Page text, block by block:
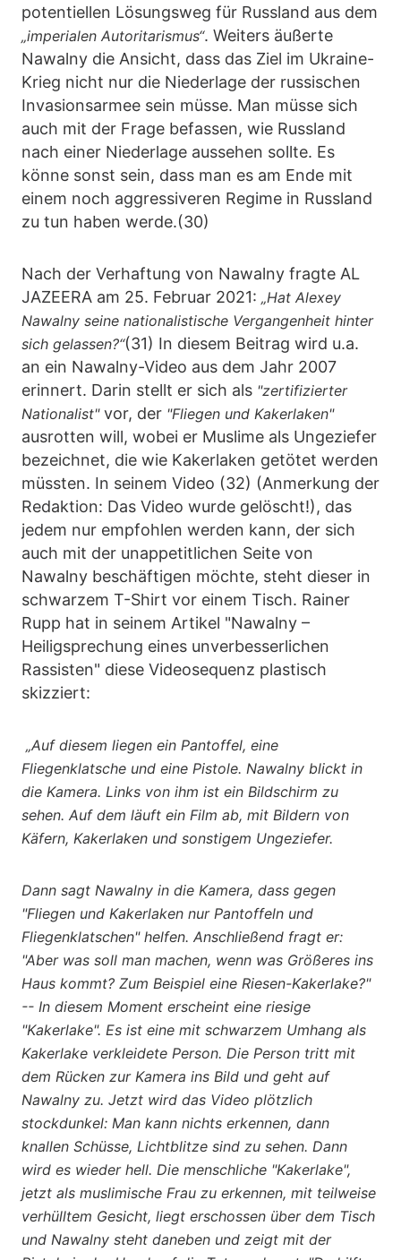
potentiellen Lösungsweg für Russland aus dem
„imperialen Autoritarismus“. Weiters äußerte
Nawalny die Ansicht, dass das Ziel im Ukraine-
Krieg nicht nur die Niederlage der russischen
Invasionsarmee sein müsse. Man müsse sich
auch mit der Frage befassen, wie Russland
nach einer Niederlage aussehen sollte. Es
könne sonst sein, dass man es am Ende mit
einem noch aggressiveren Regime in Russland
zu tun haben werde.(30)
Nach der Verhaftung von Nawalny fragte AL
JAZEERA am 25. Februar 2021: „Hat Alexey
Nawalny seine nationalistische Vergangenheit hinter
sich gelassen?“(31) In diesem Beitrag wird u.a.
an ein Nawalny-Video aus dem Jahr 2007
erinnert. Darin stellt er sich als "zertifizierter
Nationalist"vor, der "Fliegen und Kakerlaken"
ausrotten will, wobei er Muslime als Ungeziefer
bezeichnet, die wie Kakerlaken getötet werden
müssten. In seinem Video (32) (Anmerkung der
Redaktion: Das Video wurde gelöscht!), das
jedem nur empfohlen werden kann, der sich
auch mit der unappetitlichen Seite von
Nawalny beschäftigen möchte, steht dieser in
schwarzem T-Shirt vor einem Tisch. Rainer
Rupp hat in seinem Artikel "Nawalny –
Heiligsprechung eines unverbesserlichen
Rassisten" diese Videosequenz plastisch
skizziert:
„Auf diesem liegen ein Pantoffel, eine
Fliegenklatsche und eine Pistole. Nawalny blickt in
die Kamera. Links von ihm ist ein Bildschirm zu
sehen. Auf dem läuft ein Film ab, mit Bildern von
Käfern, Kakerlaken und sonstigem Ungeziefer.
Dann sagt Nawalny in die Kamera, dass gegen
"Fliegen und Kakerlaken nur Pantoffeln und
Fliegenklatschen" helfen. Anschließend fragt er:
"Aber was soll man machen, wenn was Größeres ins
Haus kommt? Zum Beispiel eine Riesen-Kakerlake?"
-- In diesem Moment erscheint eine riesige
"Kakerlake". Es ist eine mit schwarzem Umhang als
Kakerlake verkleidete Person. Die Person tritt mit
dem Rücken zur Kamera ins Bild und geht auf
Nawalny zu. Jetzt wird das Video plötzlich
stockdunkel: Man kann nichts erkennen, dann
knallen Schüsse, Lichtblitze sind zu sehen. Dann
wird es wieder hell. Die menschliche "Kakerlake",
jetzt als muslimische Frau zu erkennen, mit teilweise
verhülltem Gesicht, liegt erschossen über dem Tisch
und Nawalny steht daneben und zeigt mit der